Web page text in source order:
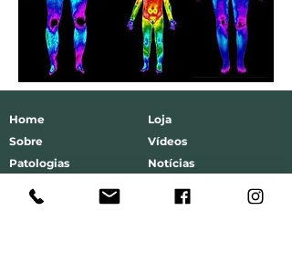
Home
Sobre
Patologias
Serviços
Testemunhos
Loja
Vídeos
Notícias
Marcações
Contactar